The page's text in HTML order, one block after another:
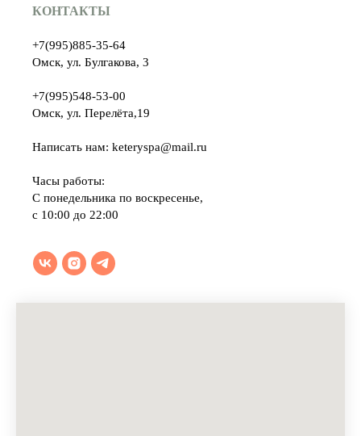
КОНТАКТЫ
+7(995)885-35-64
Омск, ул. Булгакова, 3
+7(995)548-53-00
Омск, ул. Перелёта,19
Написать нам: keteryspa@mail.ru
Часы работы:
С понедельника по воскресенье,
с 10:00 до 22:00
О пространстве
НАВИГАЦИЯ
Услуги
Акции
Отзывы